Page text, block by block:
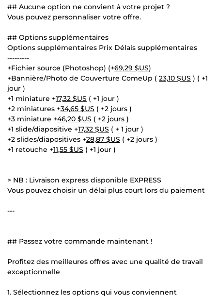
## Aucune option ne convient à votre projet ?
Vous pouvez personnaliser votre offre.
## Options supplémentaires
Options supplémentaires Prix Délais supplémentaires
---------
+Fichier source (Photoshop) (+69,29 $US)
+Bannière/Photo de Couverture ComeUp ( 23,10 $US ) ( +1
jour )
+1 miniature +17,32 $US ( +1 jour )
+2 miniatures +34,65 $US ( +2 jours )
+3 miniature +46,20 $US ( +2 jours )
+1 slide/diapositive +17,32 $US ( + 1 jour )
+2 slides/diapositives +28,87 $US ( +2 jours )
+1 retouche +11,55 $US ( +1 jour )
> NB : Livraison express disponible EXPRESS
Vous pouvez choisir un délai plus court lors du paiement
---
## Passez votre commande maintenant !
Profitez des meilleures offres avec une qualité de travail
exceptionnelle
1. Sélectionnez les options qui vous conviennent